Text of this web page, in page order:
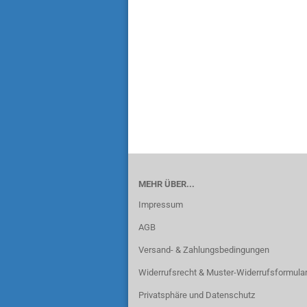
MEHR ÜBER...
Impressum
AGB
Versand- & Zahlungsbedingungen
Widerrufsrecht & Muster-Widerrufsformular
Privatsphäre und Datenschutz